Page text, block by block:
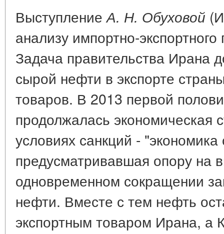
ВыступлениеА. Н. Обуховой
анализу импортно-
Задача правительства Ирана
сырой нефти в экспорте
товаров. В 2013 первой
продолжалась экономическая
условиях санкций -
предусматривавшая опору на
одновременном сокращении
нефти. Вместе с тем нефть
экспортным товаром Ирана,